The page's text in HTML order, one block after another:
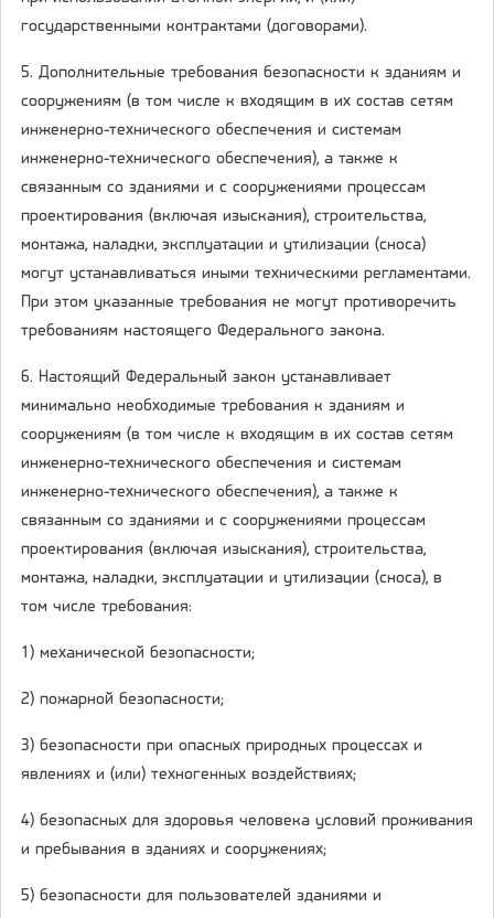
государственными контрактами (договорами).
5. Дополнительные требования безопасности к зданиям и
сооружениям (в том числе к входящим в их состав сетям
инженерно-технического обеспечения и системам
инженерно-технического обеспечения), а также к
связанным со зданиями и с сооружениями процессам
проектирования (включая изыскания), строительства,
монтажа, наладки, эксплуатации и утилизации (сноса)
могут устанавливаться иными техническими регламентами.
При этом указанные требования не могут противоречить
требованиям настоящего Федерального закона.
6. Настоящий Федеральный закон устанавливает
минимально необходимые требования к зданиям и
сооружениям (в том числе к входящим в их состав сетям
инженерно-технического обеспечения и системам
инженерно-технического обеспечения), а также к
связанным со зданиями и с сооружениями процессам
проектирования (включая изыскания), строительства,
монтажа, наладки, эксплуатации и утилизации (сноса), в
том числе требования:
1) механической безопасности;
2) пожарной безопасности;
3) безопасности при опасных природных процессах и
явлениях и (или) техногенных воздействиях;
4) безопасных для здоровья человека условий проживания
и пребывания в зданиях и сооружениях;
5) безопасности для пользователей зданиями и